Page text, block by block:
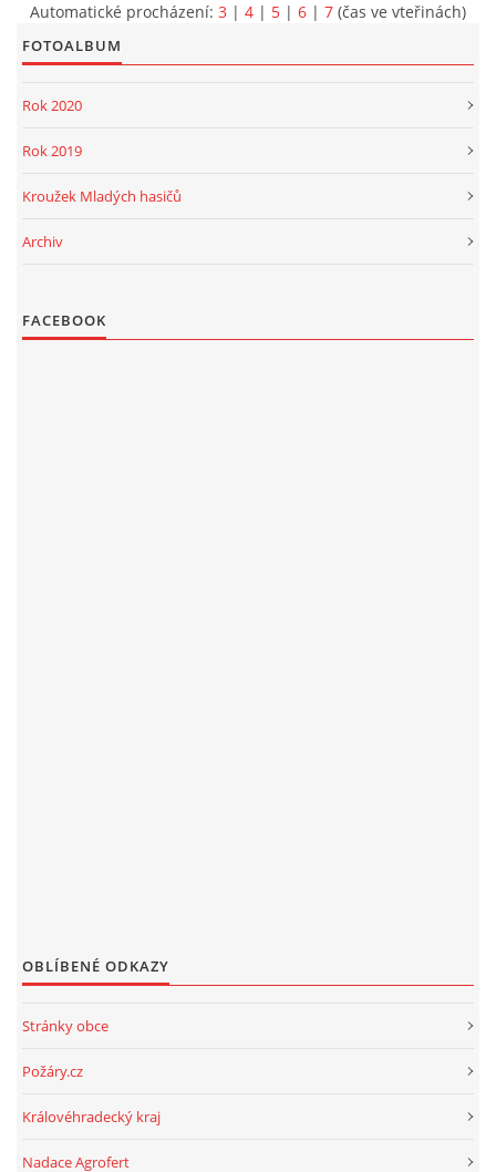
© 2026 eStránky.cz
Nahoru ↑
Automatické procházení: 3 | 4 | 5 | 6 | 7 (čas ve vteřinách)
FOTOALBUM
Rok 2020
Rok 2019
Kroužek Mladých hasičů
Archiv
FACEBOOK
OBLÍBENÉ ODKAZY
Stránky obce
Požáry.cz
Královéhradecký kraj
Nadace Agrofert